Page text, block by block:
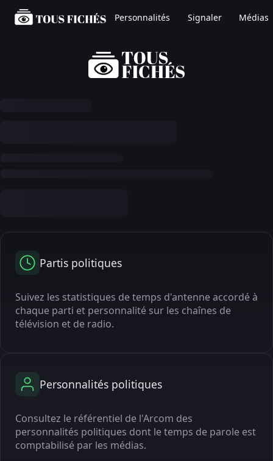
Personnalités Signaler Médias
Partis politiques
Suivez les statistiques de temps d'antenne accordé à
chaque parti et personnalité sur les chaînes de
télévision et de radio.
Personnalités politiques
Consultez le référentiel de l'Arcom des
personnalités politiques dont le temps de parole est
comptabilisé par les médias.